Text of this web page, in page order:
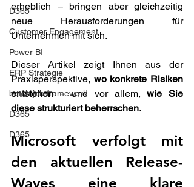
D365
Customer Engagement
Power BI
ERP Strategie
batch job framework
D365
D365
erheblich – bringen aber gleichzeitig
neue Herausforderungen für
Unternehmen mit sich.
Dieser Artikel zeigt Ihnen aus der
Praxisperspektive, wo konkrete Risiken
entstehen – und vor allem, wie Sie
diese strukturiert beherrschen.
Microsoft verfolgt mit
den aktuellen Release-
Waves eine klare